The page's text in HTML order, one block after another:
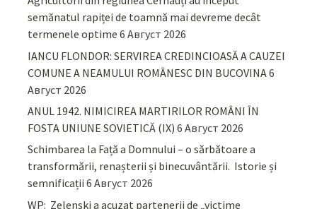
semănatul rapiței de toamnă mai devreme decât
termenele optime 6 Август 2026
IANCU FLONDOR: SERVIREA CREDINCIOASĂ A CAUZEI
COMUNE A NEAMULUI ROMÂNESC DIN BUCOVINA6
Август 2026
ANUL 1942. NIMICIREA MARTIRILOR ROMÂNI ÎN
FOSTA UNIUNE SOVIETICĂ (IX) 6 Август 2026
Schimbarea la Față a Domnului – o sărbătoare a
transformării, renașterii și binecuvântării. Istorie și
semnificații 6 Август 2026
WP: Zelenski a acuzat partenerii de „victime